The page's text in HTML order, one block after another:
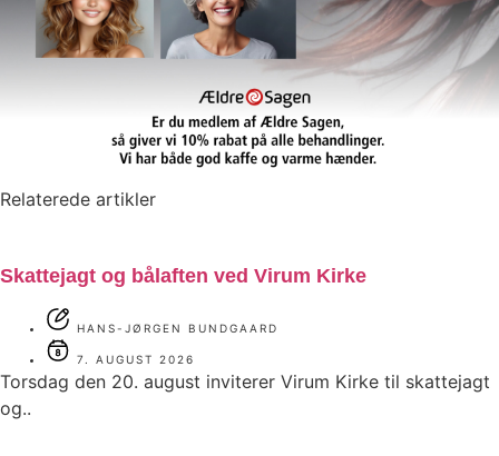
Relaterede artikler
Skattejagt og bålaften ved Virum Kirke
HANS-JØRGEN BUNDGAARD
7. AUGUST 2026
Torsdag den 20. august inviterer Virum Kirke til skattejagt
og..